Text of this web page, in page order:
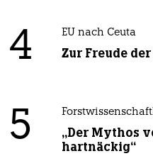
4 EU nach Ceuta
Zur Freude
5
„Der Mythos
hartnäckig“